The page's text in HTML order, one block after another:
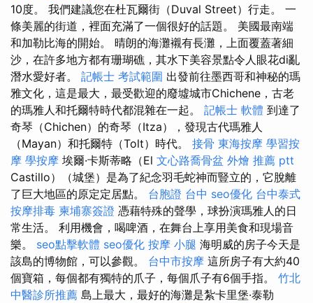
10度。 我們建議您在杜瓦爾街（Duval Street）行走。 一
條美麗的街道，裡面充滿了一個很好的話題。 美國最南端
和加勒比海的開始。 晴朗的海灘襯有長灘，上面覆蓋著細
沙，在許多地方都有珊瑚礁，其水下美容景點令人眼花di亂
潛水愛好者。 記帳士 考試範圍 出發前往墨西哥和神秘的瑪
雅文化，這是最大，最受歡迎的廢墟城市Chichene，古老
的瑪雅人和托爾特時代都混雜在一起。 記帳士 軟體 到達了
奇琴（Chichen）的奇琴（Itza），發現古代瑪雅人
（Mayan）和托爾特（Tolt）時代。 接骨 東海按摩 學習按
摩 學按摩 埃爾·卡斯蒂略（El 文心路喬骨盆 外燴 推薦 ptt
Castillo）（城堡）是為了紀念羽毛蛇神而豎立的，它脫離
了巨大地區的原定定居點。 台胞證 台中 seo優化 台中泰式
按摩排毒 柬埔寨簽證 憑藉特殊的聲學，球扮演瑪雅人的日
常生活。 利用機會，喝啤酒，在舞台上享用美食和現場音
樂。 seo點擊軟體 seo優化 按摩 小腿 海明威的房子今天是
該島的博物館，可以參觀。 台中市按摩 這所房子有大約40
個寶箱，每個都有獨特的爪子，每個爪子有6個手指。 竹北
中醫診所推薦 島上最大，最好的海灘是紮卡里堡·泰勒